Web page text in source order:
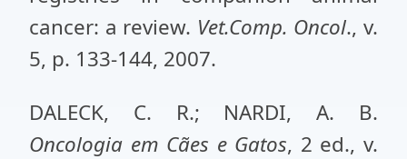
cancer: a review. Vet.Comp. Oncol., v.
5, p. 133-144, 2007.
DALECK, C. R.; NARDI, A. B.
Oncologia em Cães e Gatos, 2 ed., v.